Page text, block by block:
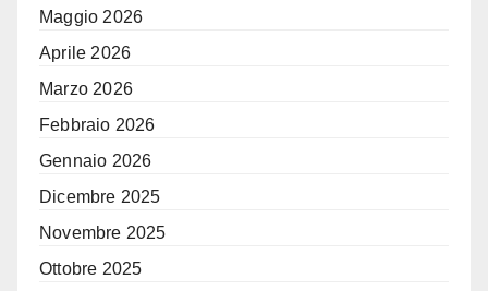
Maggio 2026
Aprile 2026
Marzo 2026
Febbraio 2026
Gennaio 2026
Dicembre 2025
Novembre 2025
Ottobre 2025